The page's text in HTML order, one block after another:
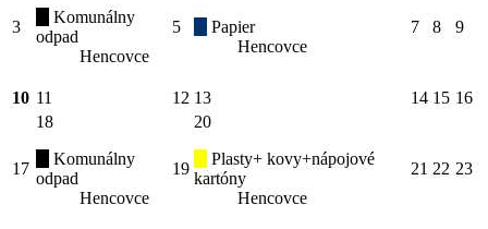
3
Komunálny
odpad
Hencovce
5
Papier
Hencovce
7 8 9
10 11 12 13 14 15 16
17
18
Komunálny
odpad
Hencovce
19
20
Plasty+ kovy+nápojové
kartóny
Hencovce
21 22 23